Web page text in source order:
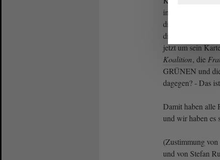
insgesamt
die auch auf der
diesen seine
jetzt um sein
Koalition, die
GRÜNEN und
dagegen? - Das
Damit haben alle
und wir haben es
(Zustimmung
und von Stefan